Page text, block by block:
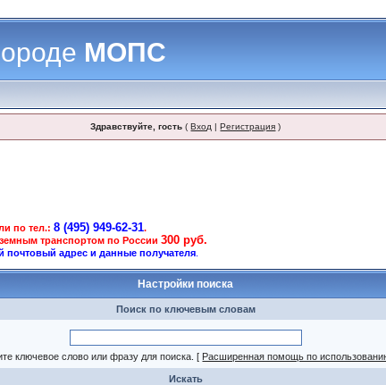
МОПС
Здравствуйте, гость (Вход |Регистрация )
по тел.:8 (495) 949-62-31.
транспортом по России300 руб.
почтовый адрес и данные получателя
Настройки поиска
Поиск по ключевым словам
ключевое слово или фразу для поиска. [ Расширенная помощь по
Искать